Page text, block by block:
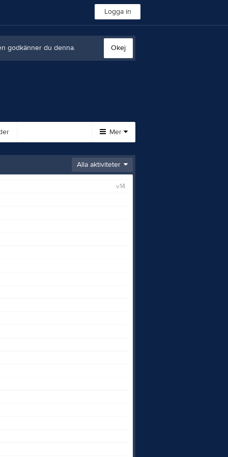
Logga in
godkänner du denna. Okej
Mer
Alla aktiviteter
v.14